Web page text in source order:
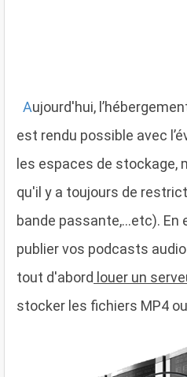
Aujourd'hui,
est rendu possible avec
les espaces de stockage,
qu'il y a toujours de
bande passante,...etc). En
publier vos podcasts
tout d'abord louer un
stocker les fichiers MP4